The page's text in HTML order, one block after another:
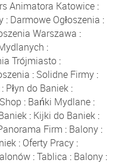
Animatora Katowice :
: Darmowe Ogłoszenia :
Warszawa :
:
Trójmiasto :
: Solidne Firmy :
: Płyn do Baniek:
: Bańki Mydlane :
: Kijki do Baniek :
Firm : Balony :
: Oferty Pracy:
:Tablica : Balony: